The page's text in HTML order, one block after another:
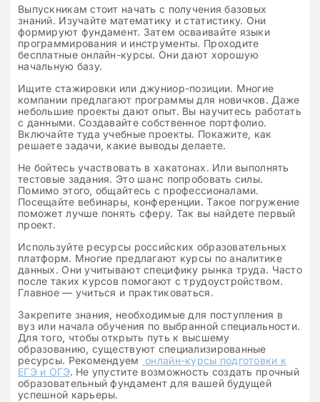
Выпускникам стоит начать с получения базовых
знаний. Изучайте математику и статистику. Они
формируют фундамент. Затем осваивайте языки
программирования и инструменты. Проходите
бесплатные онлайн-курсы. Они дают хорошую
начальную базу.
Ищите стажировки или джуниор-позиции. Многие
компании предлагают программы для новичков. Даже
небольшие проекты дают опыт. Вы научитесь работать
с данными. Создавайте собственное портфолио.
Включайте туда учебные проекты. Покажите, как
решаете задачи, какие выводы делаете.
Не бойтесь участвовать в хакатонах. Или выполнять
тестовые задания. Это шанс попробовать силы.
Помимо этого, общайтесь с профессионалами.
Посещайте вебинары, конференции. Такое погружение
поможет лучше понять сферу. Так вы найдете первый
проект.
Используйте ресурсы российских образовательных
платформ. Многие предлагают курсы по аналитике
данных. Они учитывают специфику рынка труда. Часто
после таких курсов помогают с трудоустройством.
Главное — учиться и практиковаться.
Закрепите знания, необходимые для поступления в
вуз или начала обучения по выбранной специальности.
Для того, чтобы открыть путь к высшему
образованию, существуют специализированные
ресурсы. Рекомендуем онлайн-курсы подготовки к
ЕГЭ и ОГЭ. Не упустите возможность создать прочный
образовательный фундамент для вашей будущей
успешной карьеры.